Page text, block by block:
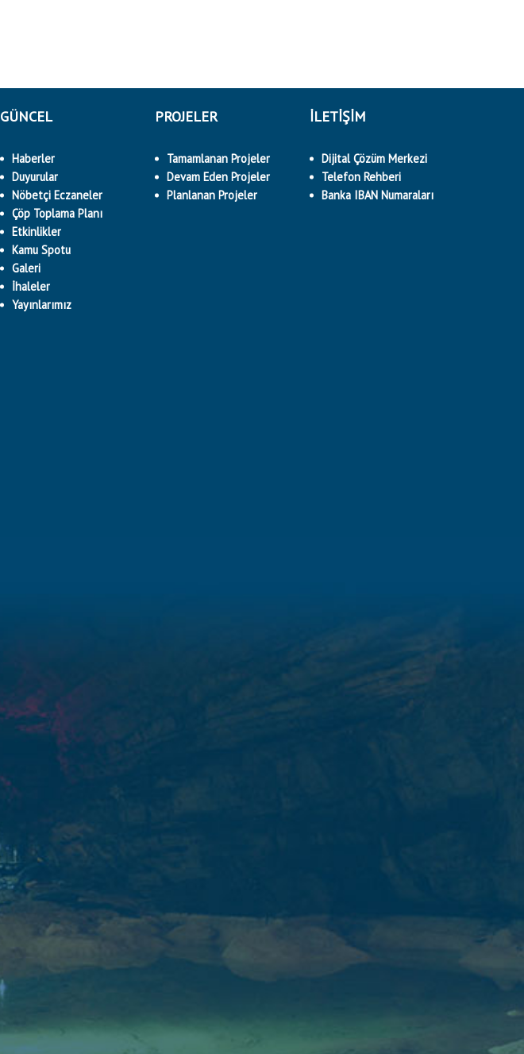
GÜNCEL
Haberler
Duyurular
Nöbetçi Eczaneler
Çöp Toplama Planı
Etkinlikler
Kamu Spotu
Galeri
İhaleler
Yayınlarımız
PROJELER
Tamamlanan Projeler
Devam Eden Projeler
Planlanan Projeler
İLETİŞİM
Dijital Çözüm Merkezi
Telefon Rehberi
Banka IBAN Numaraları